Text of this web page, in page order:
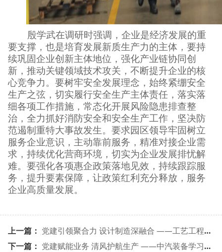
殷学武在调研时强调，企业是经济发展的重
要支撑，也是培育发展新质生产力的主体，要持
续巩固企业创新主体地位，强化产业链协同创
新，推动关键领域技术攻关，不断提升企业的核
心竞争力。要树牢安全发展理念，始终紧绷安全
生产之弦，切实履行安全生产主体责任，落实落
细各项工作措施，常态化开展风险隐患排查整
治，全力抓好消防安全和安全生产工作，坚决防
范遏制重特大事故发生。要求园区领导牢固树立
服务企业意识，主动靠前服务，精准对接企业需
求，持续优化营商环境，切实为企业发展排忧解
难。要强化各项惠企政策落地见效，持续跟踪服
务，提升要素保障，让政策红利充分释放，服务
企业高质量发展。
上一篇： 党建引领聚合力 设计制造深融合 ——工艺工程院第三党支部与中汽装备党支部联学共建活动纪实
下一篇： 党建赋能业务 清风护航生产 ——中汽装备学习中央八项规定精神专题党课暨生产攻坚推进会